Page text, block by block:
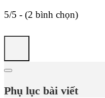
5/5 - (2 bình chọn)
Phụ lục bài viết